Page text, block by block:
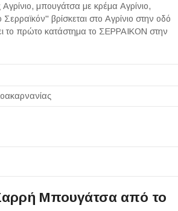
μπουγάτσα με κρέμα Αγρίνιο,
βρίσκεται στο Αγρίνιο στην οδό
το πρώτο κατάστημα το ΣΕΡΡΑΙΚΟΝ στην
Μπουγάτσα από το